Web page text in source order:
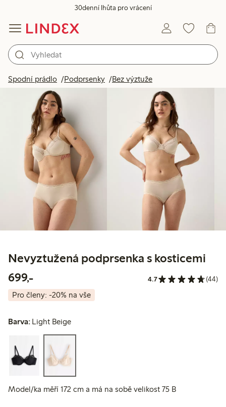
30denní lhůta pro vrácení
Spodní prádlo Podprsenky Bez výztužeProdukty na obrázku
Nevyztužená podprsenka s kosticemi
699,-699,00 Kč 4.7 (44)
Pro členy: -20% na vše
Barva: Light Beige
Model/ka měří 172 cm a má na sobě velikost 75 B